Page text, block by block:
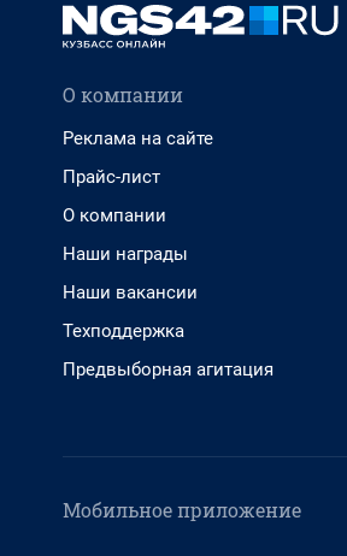
О компании
Реклама на сайте
Прайс-лист
О компании
Наши награды
Наши вакансии
Техподдержка
Предвыборная агитация
Мобильное приложение